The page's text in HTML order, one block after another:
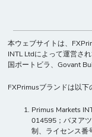
本ウェブサイトは、
INTL Ltdによって運営さ
国ポートビラ、Govant
FXPrimusブランドは以
Primus Markets
014595；バヌア
制、ライセンス番